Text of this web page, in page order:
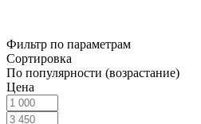
Фильтр по параметрам
Сортировка
По популярности (возрастание)
Цена